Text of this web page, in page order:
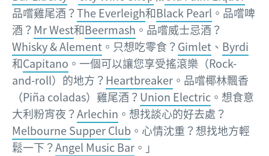
品嚐雞尾酒？The Everleigh和Black Pearl 。品嚐啤
酒？Mr West和Beermash 。品嚐威士忌酒？
Whisky & Alement 。只想吃零食？Gimlet 、 Byrdi
和Capitano 。一個可以讓您享受搖滾樂（Rock-
and-roll）的地方？Heartbreaker 。品嚐椰林飄香
（Piña coladas）雞尾酒？Union Electric 。想食意
大利粉宵夜？Arlechin 。想找談心的好去處？
Melbourne Supper Club 。心情沈重？想找地方輕
鬆一下？Angel Music Bar 。」